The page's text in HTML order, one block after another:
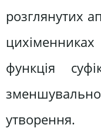
розглянутих
функція